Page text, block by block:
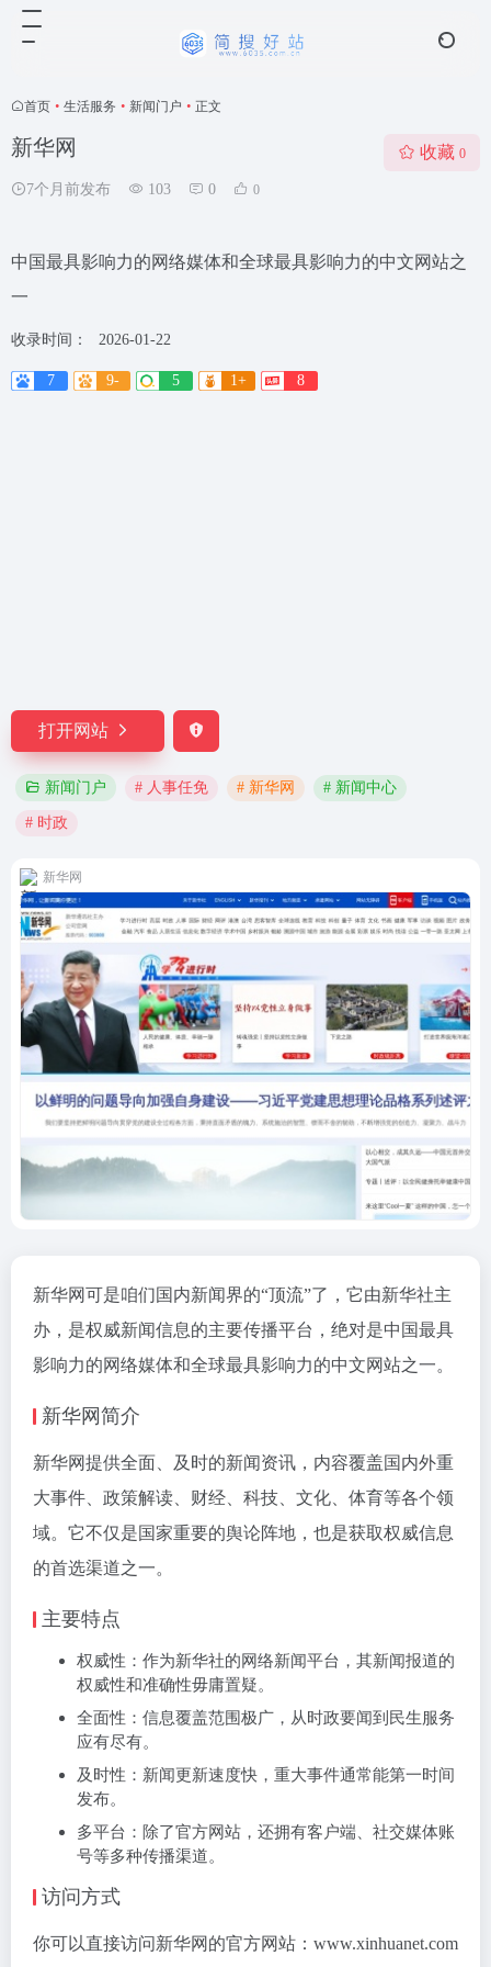
首页 • 生活服务 • 新闻门户 • 正文
新华网
7个月前发布 103 0 0
收藏 0
中国最具影响力的网络媒体和全球最具影响力的中文网站之
一
收录时间： 2026-01-22
7 9- 5 1+ 8
打开网站
新闻门户 # 人事任免 # 新华网 # 新闻中心
# 时政
新华网
新华网可是咱们国内新闻界的“顶流”了，它由新华社主
办，是权威新闻信息的主要传播平台，绝对是中国最具
影响力的网络媒体和全球最具影响力的中文网站之一。
新华网简介
新华网提供全面、及时的新闻资讯，内容覆盖国内外重
大事件、政策解读、财经、科技、文化、体育等各个领
域。它不仅是国家重要的舆论阵地，也是获取权威信息
的首选渠道之一。
主要特点
‌权威性‌：作为新华社的网络新闻平台，其新闻报道的
权威性和准确性毋庸置疑。
‌全面性‌：信息覆盖范围极广，从时政要闻到民生服务
应有尽有。
‌及时性‌：新闻更新速度快，重大事件通常能第一时间
发布。
‌多平台‌：除了官方网站，还拥有客户端、社交媒体账
号等多种传播渠道。
访问方式
你可以直接访问新华网的官方网站：www.xinhuanet.com